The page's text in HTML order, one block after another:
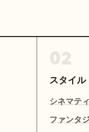
スタイル
シネマテ
ファンタ